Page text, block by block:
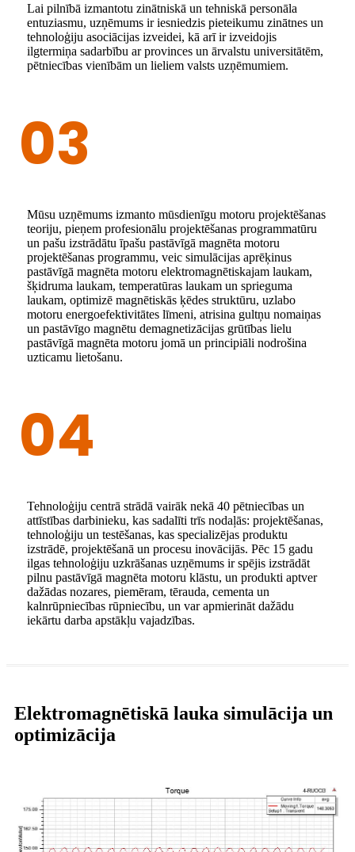
Lai pilnībā izmantotu zinātniskā un tehniskā personāla
entuziasmu, uzņēmums ir iesniedzis pieteikumu zinātnes un
tehnoloģiju asociācijas izveidei, kā arī ir izveidojis
ilgtermiņa sadarbību ar provinces un ārvalstu universitātēm,
pētniecības vienībām un lieliem valsts uzņēmumiem.
03
Mūsu uzņēmums izmanto mūsdienīgu motoru projektēšanas
teoriju, pieņem profesionālu projektēšanas programmatūru
un pašu izstrādātu īpašu pastāvīgā magnēta motoru
projektēšanas programmu, veic simulācijas aprēķinus
pastāvīgā magnēta motoru elektromagnētiskajam laukam,
šķidruma laukam, temperatūras laukam un sprieguma
laukam, optimizē magnētiskās ķēdes struktūru, uzlabo
motoru energoefektivitātes līmeni, atrisina gultņu nomaiņas
un pastāvīgo magnētu demagnetizācijas grūtības lielu
pastāvīgā magnēta motoru jomā un principiāli nodrošina
uzticamu lietošanu.
04
Tehnoloģiju centrā strādā vairāk nekā 40 pētniecības un
attīstības darbinieku, kas sadalīti trīs nodaļās: projektēšanas,
tehnoloģiju un testēšanas, kas specializējas produktu
izstrādē, projektēšanā un procesu inovācijās. Pēc 15 gadu
ilgas tehnoloģiju uzkrāšanas uzņēmums ir spējis izstrādāt
pilnu pastāvīgā magnēta motoru klāstu, un produkti aptver
dažādas nozares, piemēram, tērauda, ​​cementa un
kalnrūpniecības rūpniecību, un var apmierināt dažādu
iekārtu darba apstākļu vajadzības.
Elektromagnētiskā lauka simulācija un
optimizācija